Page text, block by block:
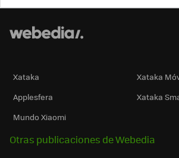
Xataka
Xataka
Applesfera
Xataka
Mundo Xiaomi
Otras publicaciones de Webedia